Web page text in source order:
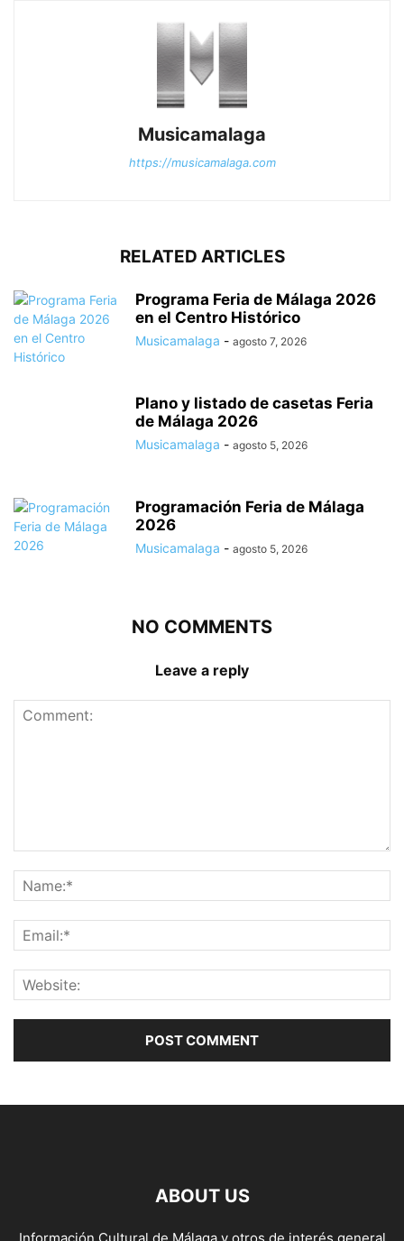
Musicamalaga
https://musicamalaga.com
RELATED ARTICLES
Programa Feria de Málaga 2026
en el Centro Histórico
Musicamalaga - agosto 7, 2026
Plano y listado de casetas Feria
de Málaga 2026
Musicamalaga - agosto 5, 2026
Programación Feria de Málaga
2026
Musicamalaga - agosto 5, 2026
NO COMMENTS
Leave a reply
ABOUT US